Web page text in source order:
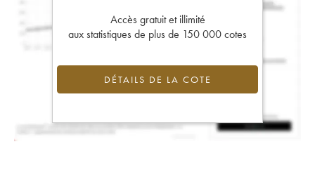
Accès gratuit et illimité
aux statistiques de plus de 150 000 cotes
DÉTAILS DE LA COTE